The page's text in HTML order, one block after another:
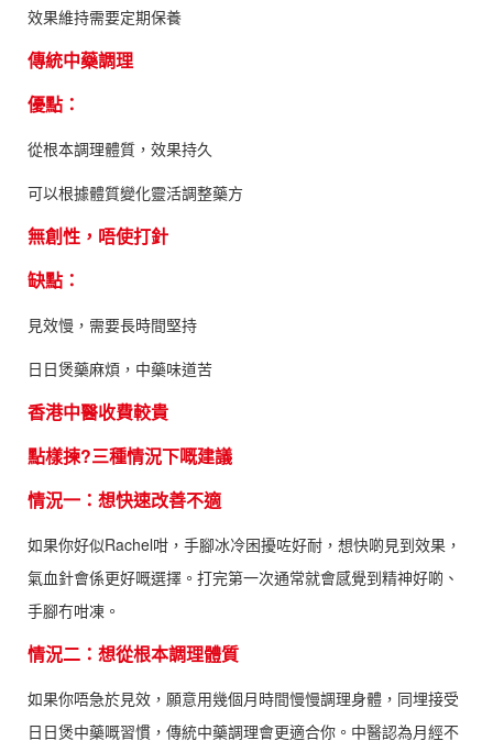
效果維持需要定期保養
傳統中藥調理
優點：
從根本調理體質，效果持久
可以根據體質變化靈活調整藥方
無創性，唔使打針
缺點：
見效慢，需要長時間堅持
日日煲藥麻煩，中藥味道苦
香港中醫收費較貴
點樣揀?三種情況下嘅建議
情況一：想快速改善不適
如果你好似Rachel咁，手腳冰冷困擾咗好耐，想快啲見到效果，
氣血針會係更好嘅選擇。打完第一次通常就會感覺到精神好啲、
手腳冇咁凍。
情況二：想從根本調理體質
如果你唔急於見效，願意用幾個月時間慢慢調理身體，同埋接受
日日煲中藥嘅習慣，傳統中藥調理會更適合你。中醫認為月經不